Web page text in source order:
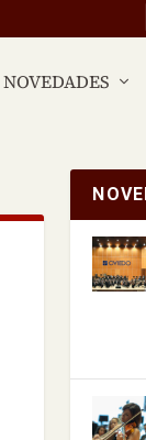
NOVEDADES